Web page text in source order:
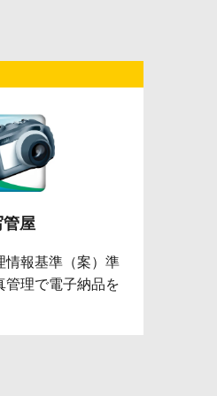
管屋
情報基準（案）準
管理で電子納品を